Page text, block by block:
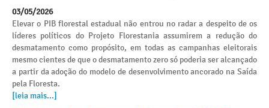
03/05/2026
Elevar o PIB florestal estadual não entrou no radar a despeito de os
líderes políticos do Projeto Florestania assumirem a redução do
desmatamento como propósito, em todas as campanhas eleitorais
mesmo cientes de que o desmatamento zero só poderia ser alcançado
a partir da adoção do modelo de desenvolvimento ancorado na Saída
pela Floresta.
[leia mais...]